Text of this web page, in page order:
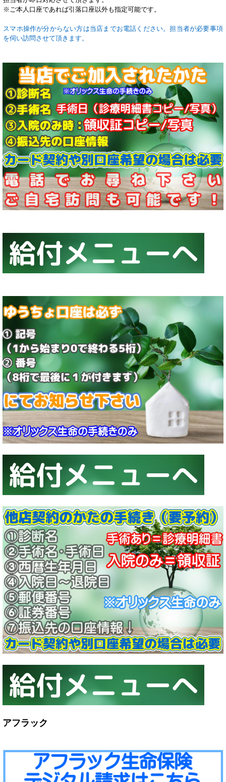
※ご本人口座であれば引落口座以外も指定可能です。
スマホ操作が分からない方は当店までお電話ください。担当者が必要事項
を伺い訪問させて頂きます。
アフラック